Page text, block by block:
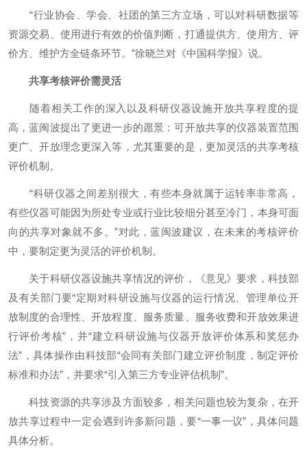
“行业协会、学会、社团的第三方立场，可以对科研数据等
资源交易、使用进行有效的价值判断，打通提供方、使用方、评
价方、维护方全链条环节。”徐晓兰对《中国科学报》说。
共享考核评价需灵活
随着相关工作的深入以及科研仪器设施开放共享程度的提
高，蓝闽波提出了更进一步的愿景：可开放共享的仪器装置范围
更广、开放理念更深入等，尤其重要的是，更加灵活的共享考核
评价机制。
“科研仪器之间差别很大，有些本身就属于运转率非常高，
有些仪器可能因为所处专业或行业比较细分甚至冷门，本身可面
向的共享对象就不多。”对此，蓝闽波建议，在未来的考核评价
中，要制定更为灵活的评价机制。
关于科研仪器设施共享情况的评价，《意见》要求，科技部
及有关部门要“定期对科研设施与仪器的运行情况、管理单位开
放制度的合理性、开放程度、服务质量、服务收费和开放效果进
行评价考核”，并“建立科研设施与仪器开放评价体系和奖惩办
法”，具体操作由科技部“会同有关部门建立评价制度，制定评价
标准和办法”，并要求“引入第三方专业评估机制”。
科技资源的共享涉及方面较多，相关问题也较为复杂，在开
放共享过程中一定会遇到许多新问题，要“一事一议”，具体问题
具体分析。